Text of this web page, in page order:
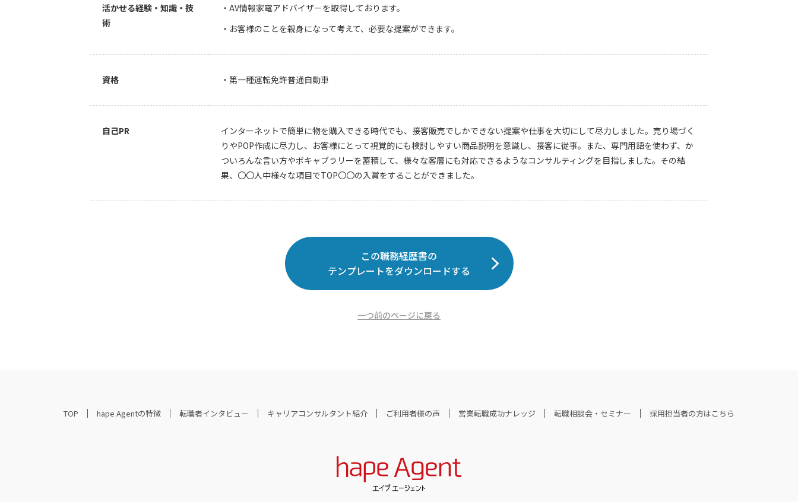
活かせる経験・知識・技
術
・AV情報家電アドバイザーを取得しております。
・お客様のことを親身になって考えて、必要な提案ができます。
資格 ・第一種運転免許普通自動車
自己PR
インターネットで簡単に物を購入できる時代でも、接客販売でしかできない提案や仕事を大切にして尽力しました。売り場づく
りやPOP作成に尽力し、お客様にとって視覚的にも検討しやすい商品説明を意識し、接客に従事。また、専門用語を使わず、か
ついろんな言い方やボキャブラリーを蓄積して、様々な客層にも対応できるようなコンサルティングを目指しました。その結
果、〇〇人中様々な項目でTOP〇〇の入賞をすることができました。
この職務経歴書の
テンプレートをダウンロードする
一つ前のページに戻る
TOP hape Agentの特徴 転職者インタビュー キャリアコンサルタント紹介 ご利用者様の声 営業転職成功ナレッジ 転職相談会・セミナー 採用担当者の方はこちら